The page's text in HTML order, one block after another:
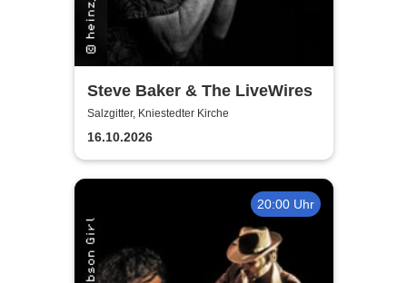
Steve Baker & The LiveWires
Salzgitter, Kniestedter Kirche
16.10.2026
20:00 Uhr